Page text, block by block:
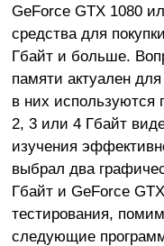
GeForce GTX 1080
средства для
Гбайт и больше.
памяти актуален
в них используются
2, 3 или 4 Гбайт
изучения
выбрал два
Гбайт и GeForce
тестирования,
следующие